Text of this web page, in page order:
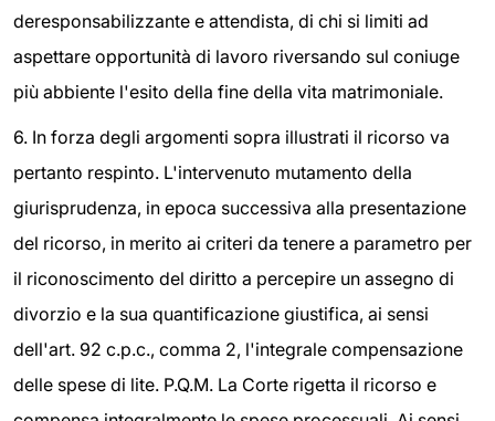
deresponsabilizzante e attendista, di chi si limiti ad
aspettare opportunità di lavoro riversando sul coniuge
più abbiente l'esito della fine della vita matrimoniale.
6. In forza degli argomenti sopra illustrati il ricorso va
pertanto respinto. L'intervenuto mutamento della
giurisprudenza, in epoca successiva alla presentazione
del ricorso, in merito ai criteri da tenere a parametro per
il riconoscimento del diritto a percepire un assegno di
divorzio e la sua quantificazione giustifica, ai sensi
dell'art. 92 c.p.c., comma 2, l'integrale compensazione
delle spese di lite. P.Q.M. La Corte rigetta il ricorso e